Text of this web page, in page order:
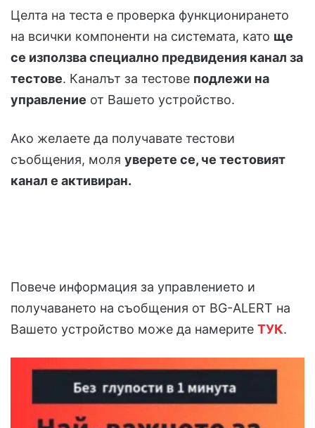
Целта на теста е проверка функционирането
на всички компоненти на системата, като ще
се използва специално предвидения канал за
тестове. Каналът за тестове подлежи на
управление от Вашето устройство.
Ако желаете да получавате тестови
съобщения, моля уверете се, че тестовият
канал е активиран.
Повече информация за управлението и
получаването на съобщения от BG-ALERT на
Вашето устройство може да намерите ТУК.